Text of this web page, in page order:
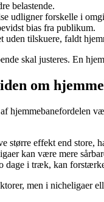
belastende.
udligner forskelle i
bias fra publikum.
tilskuere, faldt
skal justeres. En
om
hjemmebanefordelen
større effekt end store,
kan være mere
dage i træk, kan
men i nicheligaer